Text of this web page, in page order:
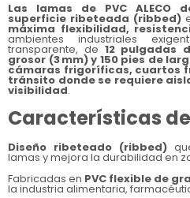
Las lamas de PVC ALECO
superficie ribeteada (ribbed)
máxima flexibilidad,
ambientes industriales
transparente, de 12 pulgadas
grosor (3 mm) y 150 pies de
cámaras frigoríficas, cuartos
tránsito donde se requiere
visibilidad.
Características
Diseño ribeteado (ribbed)
lamas y mejora la durabilidad en
Fabricadas en PVC flexible de
la industria alimentaria,